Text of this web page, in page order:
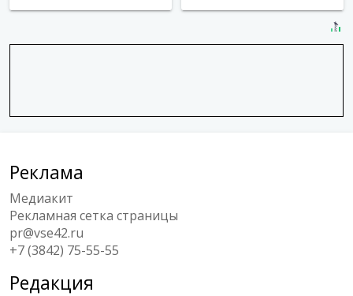
Реклама
Медиакит
Рекламная сетка страницы
pr@vse42.ru
+7 (3842) 75-55-55
Редакция